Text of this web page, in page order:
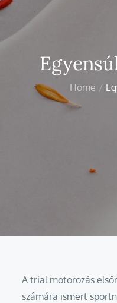
Home
A trial motorozás
számára ismert